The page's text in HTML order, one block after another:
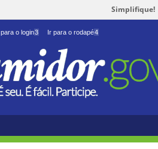
Simplifique!
o login3 Ir para o rodapé4